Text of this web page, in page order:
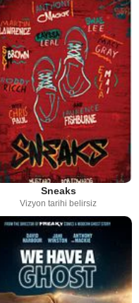
Sneaks
Vizyon tarihi belirsiz